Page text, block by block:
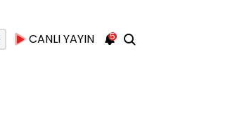
CANLI YAYIN 5